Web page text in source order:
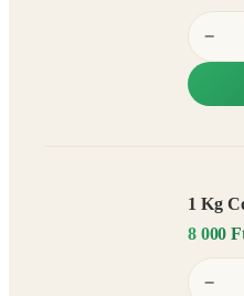
−
1 Kg
8 000
−